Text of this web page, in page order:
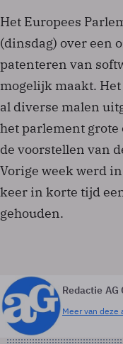
Het Europees
(dinsdag) over een
patenteren van
mogelijk maakt.
al diverse malen
het parlement
de voorstellen van
Vorige week werd
keer in korte tijd
gehouden.
Redactie AG
Meer van deze